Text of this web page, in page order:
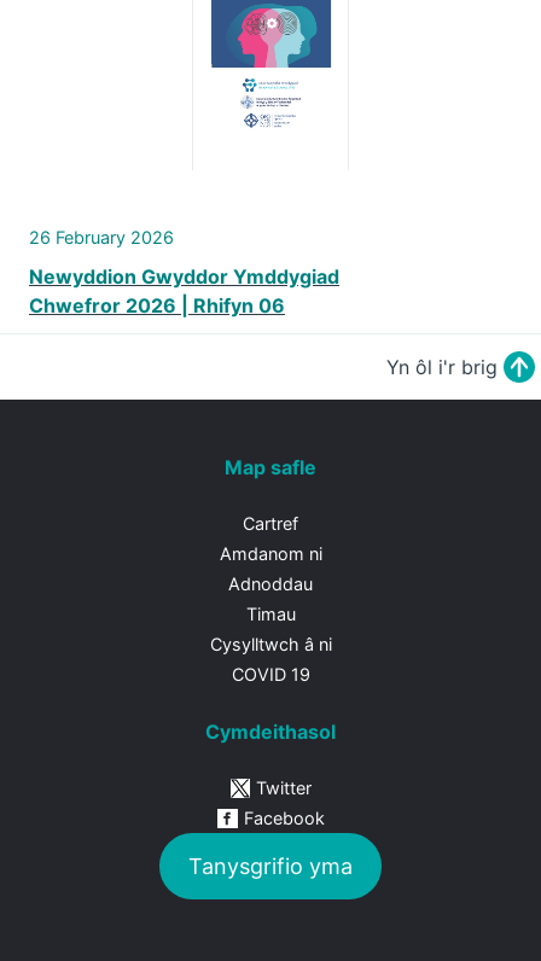
26 February 2026
Newyddion Gwyddor Ymddygiad
Chwefror 2026 | Rhifyn 06
Yn ôl i'r brig
Map safle
Cartref
Amdanom ni
Adnoddau
Timau
Cysylltwch â ni
COVID 19
Cymdeithasol
Twitter
Facebook
Tanysgrifio yma